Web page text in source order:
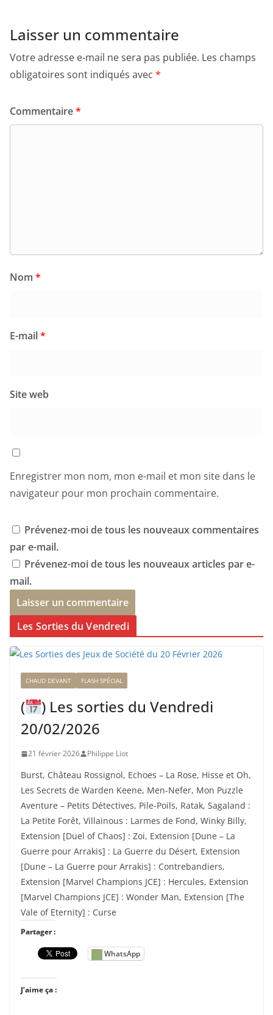
Laisser un commentaire
Votre adresse e-mail ne sera pas publiée. Les champs
obligatoires sont indiqués avec *
Commentaire*
Nom *
E-mail*
Site web
Enregistrer mon nom, mon e-mail et mon site dans le
navigateur pour mon prochain commentaire.
Prévenez-moi de tous les nouveaux commentaires
par e-mail.
Prévenez-moi de tous les nouveaux articles par e-
mail.
Les Sorties du Vendredi
CHAUD DEVANT FLASH SPÉCIAL
(
) Les sorties du Vendredi
20/02/2026
21 février 2026 Philippe Liot
Burst, Château Rossignol, Echoes – La Rose, Hisse et Oh,
Les Secrets de Warden Keene, Men-Nefer, Mon Puzzle
Aventure – Petits Détectives, Pile-Poils, Ratak, Sagaland :
La Petite Forêt, Villainous : Larmes de Fond, Winky Billy,
Extension [Duel of Chaos] : Zoi, Extension [Dune – La
Guerre pour Arrakis] : La Guerre du Désert, Extension
[Dune – La Guerre pour Arrakis] : Contrebandiers,
Extension [Marvel Champions JCE] : Hercules, Extension
[Marvel Champions JCE] : Wonder Man, Extension [The
Vale of Eternity] : Curse
Partager :
WhatsApp
J’aime ça :